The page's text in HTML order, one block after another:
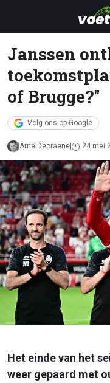
Janssen
of Brugge?"
Volg ons op Google
Arne Decraene 24 mei
Het einde van het
weer gepaard met